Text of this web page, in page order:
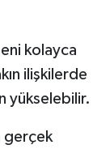
kolayca
ilişkilerde
yükselebilir.
gerçek